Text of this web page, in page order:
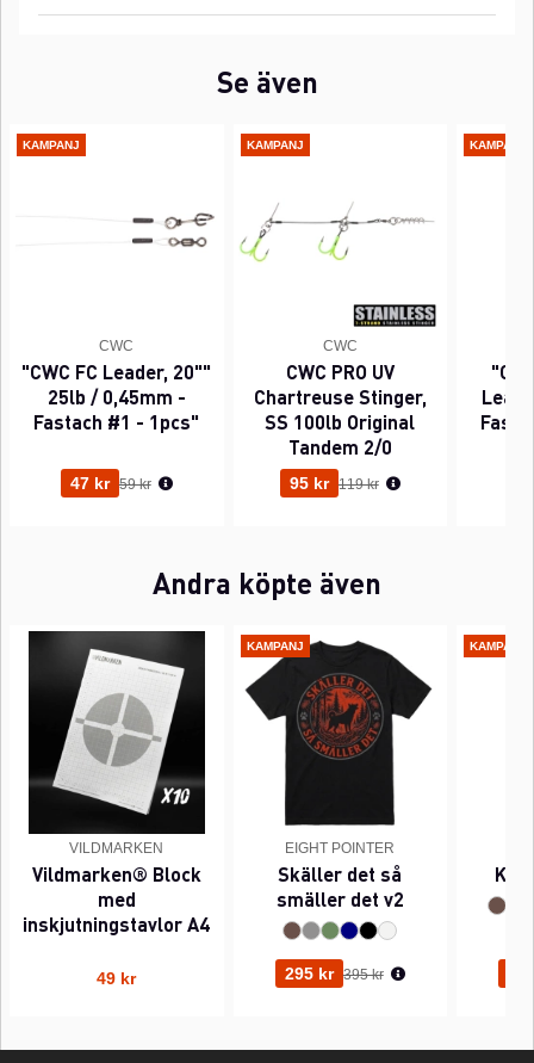
Se även
KAMPANJ
CWC
"CWC FC Leader, 20""
25lb / 0,45mm -
Fastach #1 - 1pcs"
47 kr Ordinarie pris:
59 kr
KAMPANJ
CWC
CWC PRO UV
Chartreuse Stinger,
SS 100lb Original
Tandem 2/0
95 kr Ordinarie pris:
119 kr
KAMPANJ
Andra köpte även
VILDMARKEN
Vildmarken® Block
med
inskjutningstavlor A4
49 kr
KAMPANJ
EIGHT POINTER
Skäller det så
smäller det v2
295 kr Ordinarie pris:
395 kr
KAMPANJ